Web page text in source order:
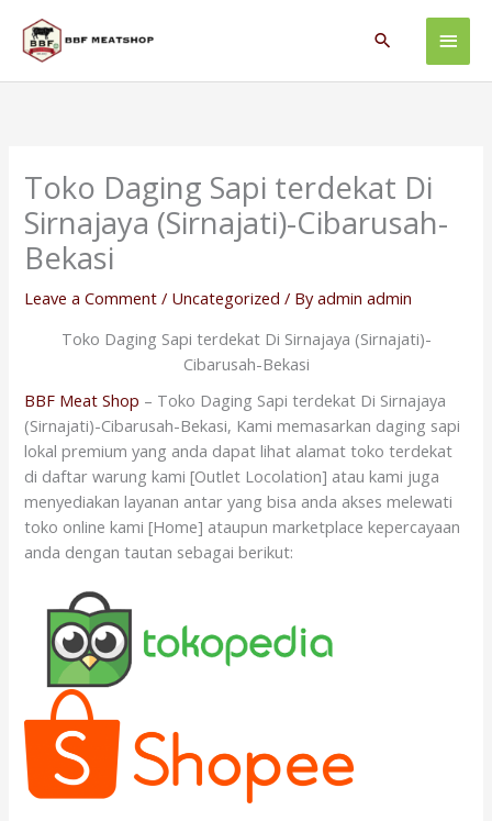
content
Main
Search
Toko Daging Sapi terdekat Di
Sirnajaya (Sirnajati)-Cibarusah-
Bekasi
Leave a Comment / Uncategorized / Byadmin admin
Toko Daging Sapi terdekat Di Sirnajaya (Sirnajati)-
Cibarusah-Bekasi
BBF Meat Shop – Toko Daging Sapi terdekat Di Sirnajaya
(Sirnajati)-Cibarusah-Bekasi, Kami memasarkan daging sapi
lokal premium yang anda dapat lihat alamat toko terdekat
di daftar warung kami [Outlet Locolation] atau kami juga
menyediakan layanan antar yang bisa anda akses melewati
toko online kami [Home] ataupun marketplace kepercayaan
anda dengan tautan sebagai berikut: